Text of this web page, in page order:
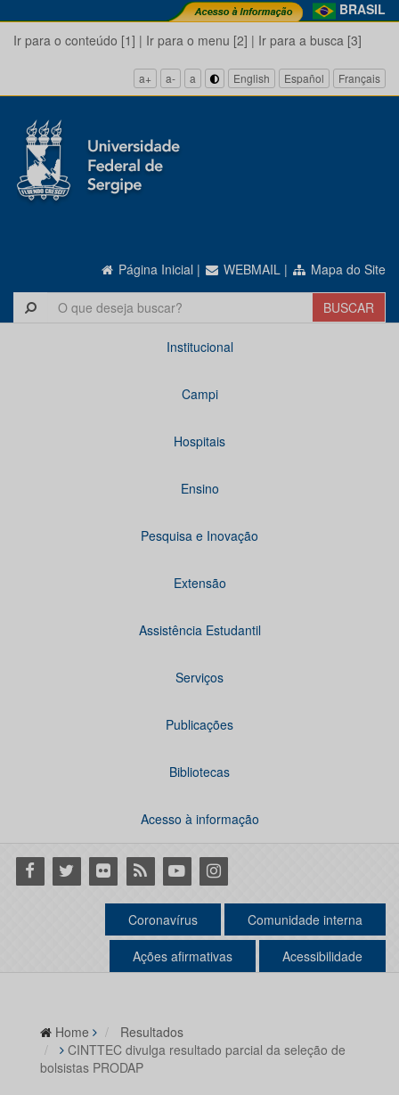
BRASIL
Ir para o conteúdo [1] | Ir para o menu [2] | Ir para a busca [3]
a+ a- a English Español Français
Página Inicial | WEBMAIL | Mapa do Site
Institucional
Campi
Hospitais
Ensino
Pesquisa e Inovação
Extensão
Assistência Estudantil
Serviços
Publicações
Bibliotecas
Acesso à informação
Facebook
Twitter Flickr RSS YoutubeInstagram
Coronavírus Comunidade interna
Ações afirmativas Acessibilidade
Home
Resultados
CINTTEC divulga resultado parcial da seleção de
bolsistas PRODAP